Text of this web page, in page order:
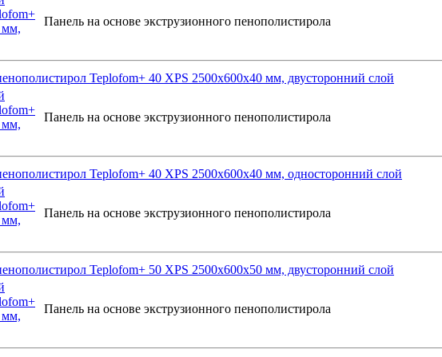
Панель на основе экструзионного пенополистирола
Teplofom+ 40 XPS 2500x600x40 мм, двусторонний слой
Панель на основе экструзионного пенополистирола
Teplofom+ 40 XPS 2500x600x40 мм, односторонний слой
Панель на основе экструзионного пенополистирола
Teplofom+ 50 XPS 2500x600x50 мм, двусторонний слой
Панель на основе экструзионного пенополистирола